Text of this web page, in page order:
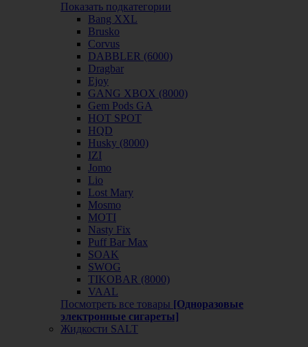
Показать подкатегории
Bang XXL
Brusko
Corvus
DABBLER (6000)
Dragbar
Ejoy
GANG XBOX (8000)
Gem Pods GA
HOT SPOT
HQD
Husky (8000)
IZI
Jomo
Lio
Lost Mary
Mosmo
MOTI
Nasty Fix
Puff Bar Max
SOAK
SWOG
TIKOBAR (8000)
VAAL
Посмотреть все товары [Одноразовые
электронные сигареты]
Жидкости SALT